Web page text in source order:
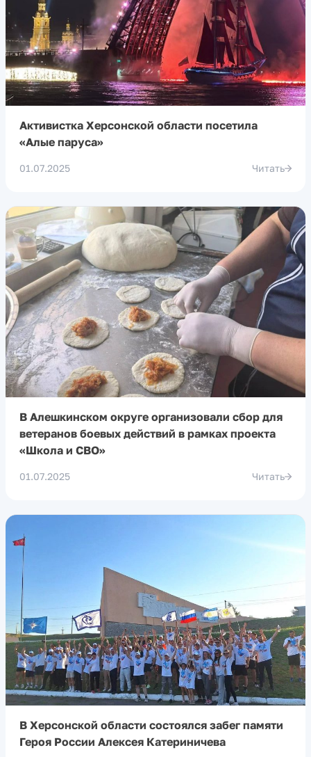
Активистка Херсонской области посетила
«Алые паруса»
01.07.2025 Читать
В Алешкинском округе организовали сбор для
ветеранов боевых действий в рамках проекта
«Школа и СВО»
01.07.2025 Читать
В Херсонской области состоялся забег памяти
Героя России Алексея Катериничева